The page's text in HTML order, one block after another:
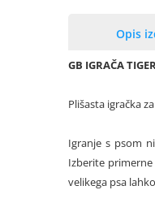
Opis
GB IGRAČA
Plišasta igračka
Igranje s psom
Izberite primerne
velikega psa